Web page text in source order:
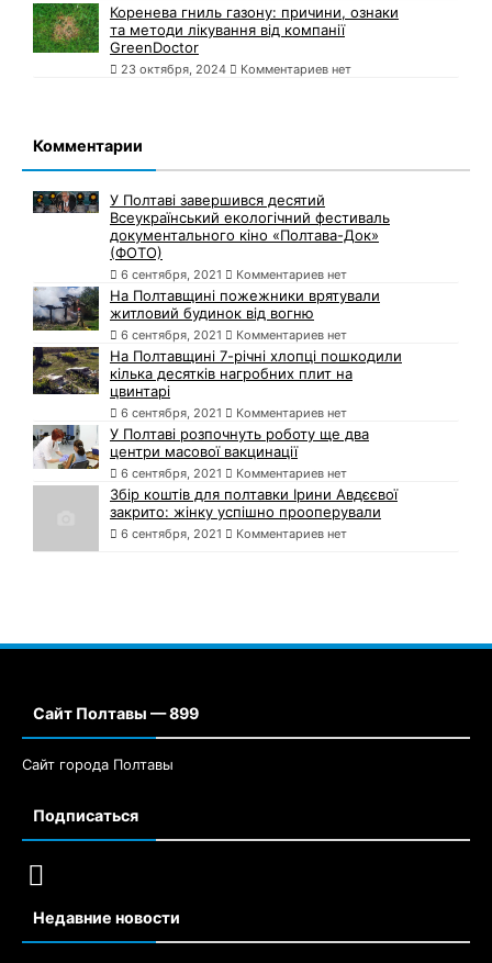
Коренева гниль газону: причини, ознаки
та методи лікування від компанії
GreenDoctor
23 октября, 2024 Комментариев нет
Комментарии
У Полтаві завершився десятий
Всеукраїнський екологічний фестиваль
документального кіно «Полтава-Док»
(ФОТО)
6 сентября, 2021 Комментариев нет
На Полтавщині пожежники врятували
житловий будинок від вогню
6 сентября, 2021 Комментариев нет
На Полтавщині 7-річні хлопці пошкодили
кілька десятків нагробних плит на
цвинтарі
6 сентября, 2021 Комментариев нет
У Полтаві розпочнуть роботу ще два
центри масової вакцинації
6 сентября, 2021 Комментариев нет
Збір коштів для полтавки Ірини Авдєєвої
закрито: жінку успішно прооперували
6 сентября, 2021 Комментариев нет
Сайт Полтавы — 899
Сайт города Полтавы
Подписаться
Недавние новости